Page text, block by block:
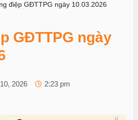
điệp GĐTTPG ngày 10.03.2026
GĐTTPG ngày
2026
2:23 pm